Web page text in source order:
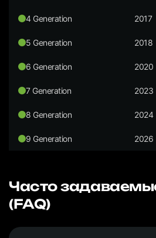
4 Generation 2017
5 Generation 2018
6 Generation 2020
7 Generation 2023
8 Generation 2024
9 Generation 2026
Часто
(FAQ)